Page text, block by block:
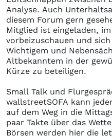
Analyse. Auch
diesem Forum gern
Mitglied ist eingeladen,
vorbeizuschauen und
Wichtigem und
Altbekanntem in der
Kürze zu beteiligen.
Small Talk und
wallstreetSOFA kann
auf dem Weg in die
paar Takte über das
Börsen werden hier die